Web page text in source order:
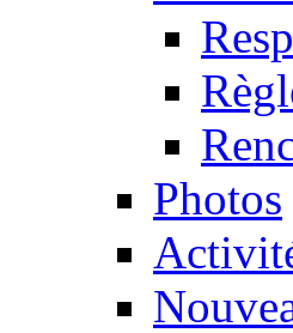
Photos